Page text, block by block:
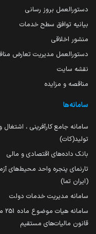
دستورالعمل بروز رسانی
بیانیه توافق سطح خدمات
منشور اخلاقی
دستورالعمل مدیریت تعارض
نقشه سایت
مناقصه و مزایده
سامانه‌ها
سامانه جامع کارآفرینی ، اشتغال و
تولید(کات)
بانک داده‌های اقتصادی و مالی
تارنمای پنجره واحد محیط‌های
(ایران تما)
سامانه مدیریت خدمات دولت
قانون مالیات‌های مستقیم